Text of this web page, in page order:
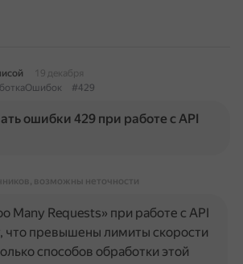
19 декабря
#429
ошибки 429 при работе с API
возможны неточности
Many Requests» при работе с API
что превышены лимиты скорости
способов обработки этой